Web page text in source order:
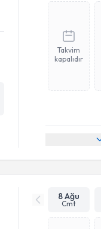
Takvim
kapalıdır
8 Ağu
Cmt